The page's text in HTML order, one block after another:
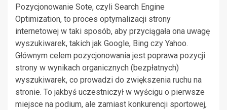
Pozycjonowanie Sote, czyli Search Engine
Optimization, to proces optymalizacji strony
internetowej w taki sposób, aby przyciągała ona uwagę
wyszukiwarek, takich jak Google, Bing czy Yahoo.
Głównym celem pozycjonowania jest poprawa pozycji
strony w wynikach organicznych (bezpłatnych)
wyszukiwarek, co prowadzi do zwiększenia ruchu na
stronie. To jakbyś uczestniczył w wyścigu o pierwsze
miejsce na podium, ale zamiast konkurencji sportowej,